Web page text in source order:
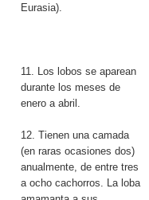
Eurasia).
11. Los lobos se aparean
durante los meses de
enero a abril.
12. Tienen una camada
(en raras ocasiones dos)
anualmente, de entre tres
a ocho cachorros. La loba